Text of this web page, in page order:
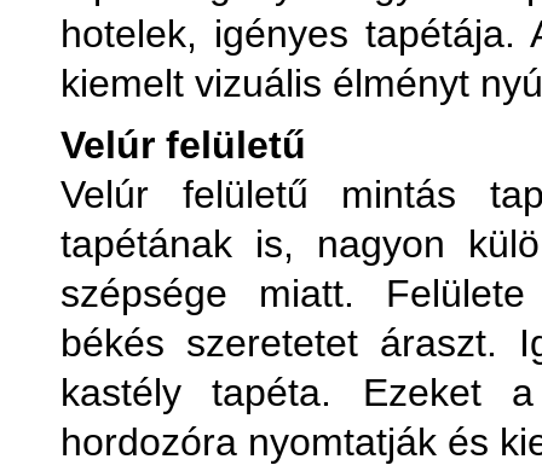
hotelek, igényes tapétája.
kiemelt vizuális élményt
Velúr felületű
Velúr felületű mintás
tapétának is, nagyon
szépsége miatt.
békés szeretetet áraszt.
kastély tapéta. Ezeket
hordozóra nyomtatják és